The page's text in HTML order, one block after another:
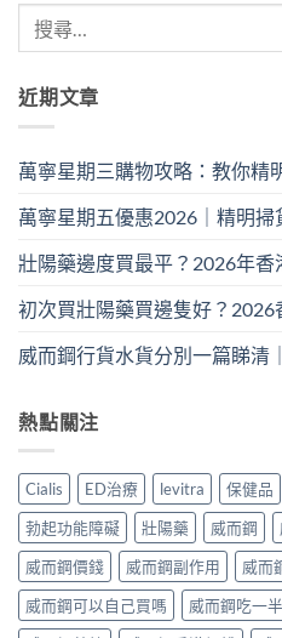
近期文章
萬寧星期三購物攻略：教你精
萬寧星期五優惠2026｜精明掃
壯陽藥邊度買最平？2026年香
初次買壯陽藥買邊隻好？2026
威而鋼行貨水貨分別一篇睇清
熱點關注
Cialis ED治療 levitra 保健品
勃起功能障礙
壯陽藥 威而鋼
威而鋼價錢
威而鋼副作用
威而
威而鋼可以自己買嗎
威而鋼吃一半